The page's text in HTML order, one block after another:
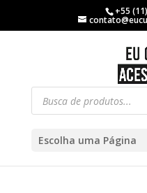
+55
Escolha uma Página